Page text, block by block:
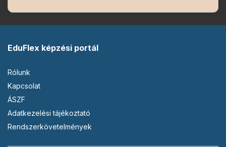
EduFlex képzési portál
Rólunk
Kapcsolat
ÁSZF
Adatkezelési tájékoztató
Rendszerkövetelmények